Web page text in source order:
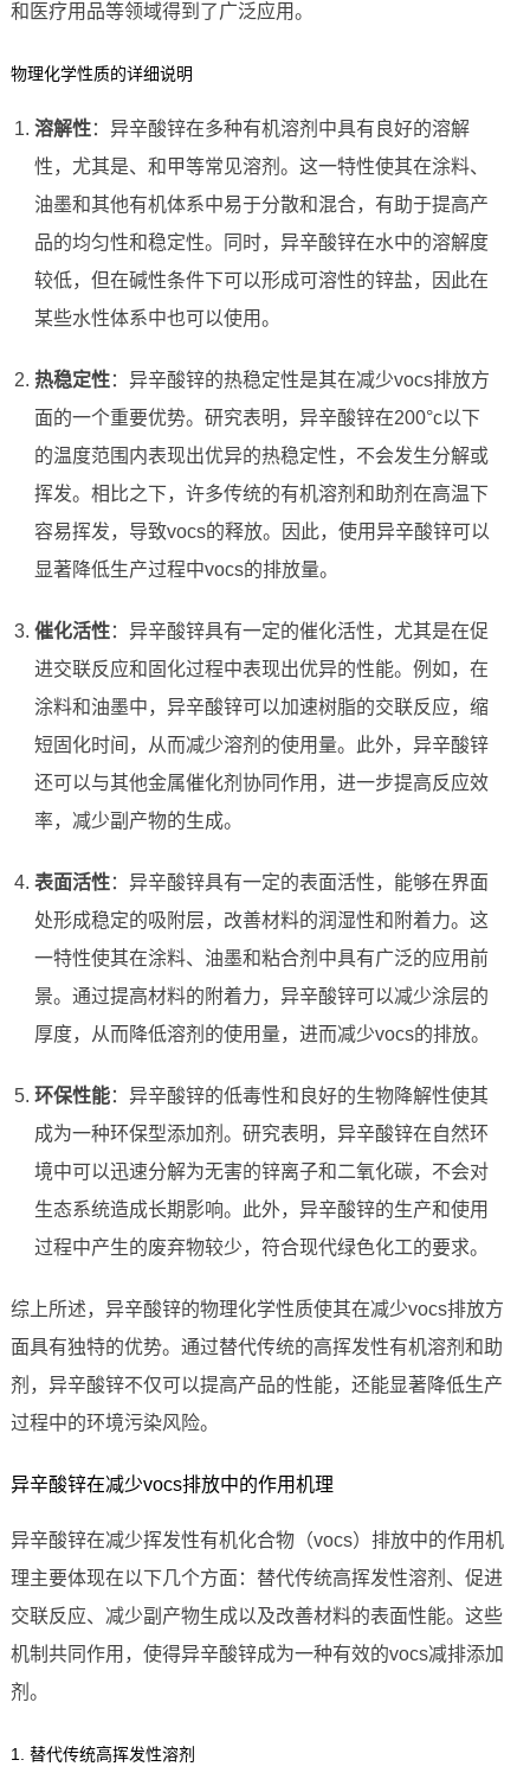
和医疗用品等领域得到了广泛应用。
物理化学性质的详细说明
溶解性：异辛酸锌在多种有机溶剂中具有良好的溶解
性，尤其是、和甲等常见溶剂。这一特性使其在涂料、
油墨和其他有机体系中易于分散和混合，有助于提高产
品的均匀性和稳定性。同时，异辛酸锌在水中的溶解度
较低，但在碱性条件下可以形成可溶性的锌盐，因此在
某些水性体系中也可以使用。
热稳定性：异辛酸锌的热稳定性是其在减少vocs排放方
面的一个重要优势。研究表明，异辛酸锌在200°c以下
的温度范围内表现出优异的热稳定性，不会发生分解或
挥发。相比之下，许多传统的有机溶剂和助剂在高温下
容易挥发，导致vocs的释放。因此，使用异辛酸锌可以
显著降低生产过程中vocs的排放量。
催化活性：异辛酸锌具有一定的催化活性，尤其是在促
进交联反应和固化过程中表现出优异的性能。例如，在
涂料和油墨中，异辛酸锌可以加速树脂的交联反应，缩
短固化时间，从而减少溶剂的使用量。此外，异辛酸锌
还可以与其他金属催化剂协同作用，进一步提高反应效
率，减少副产物的生成。
表面活性：异辛酸锌具有一定的表面活性，能够在界面
处形成稳定的吸附层，改善材料的润湿性和附着力。这
一特性使其在涂料、油墨和粘合剂中具有广泛的应用前
景。通过提高材料的附着力，异辛酸锌可以减少涂层的
厚度，从而降低溶剂的使用量，进而减少vocs的排放。
环保性能：异辛酸锌的低毒性和良好的生物降解性使其
成为一种环保型添加剂。研究表明，异辛酸锌在自然环
境中可以迅速分解为无害的锌离子和二氧化碳，不会对
生态系统造成长期影响。此外，异辛酸锌的生产和使用
过程中产生的废弃物较少，符合现代绿色化工的要求。
综上所述，异辛酸锌的物理化学性质使其在减少vocs排放方
面具有独特的优势。通过替代传统的高挥发性有机溶剂和助
剂，异辛酸锌不仅可以提高产品的性能，还能显著降低生产
过程中的环境污染风险。
异辛酸锌在减少vocs排放中的作用机理
异辛酸锌在减少挥发性有机化合物（vocs）排放中的作用机
理主要体现在以下几个方面：替代传统高挥发性溶剂、促进
交联反应、减少副产物生成以及改善材料的表面性能。这些
机制共同作用，使得异辛酸锌成为一种有效的vocs减排添加
剂。
1. 替代传统高挥发性溶剂